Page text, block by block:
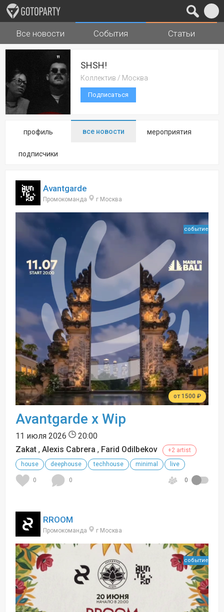
Города Музыка
Все новости События Статьи
SHSH!
Коллектив / Москва
Подписаться
профиль все новости мероприятия
подписчики
Avantgarde
Промокоманда г Москва
от 1500 ₽
событие
Avantgarde x Wip
11 июля 2026
20:00
Zakat , Alexis Cabrera , Farid Odilbekov
+2 artist
house
deephouse techhouse minimal live
0 0 0
RROOM
Промокоманда г Москва
событие